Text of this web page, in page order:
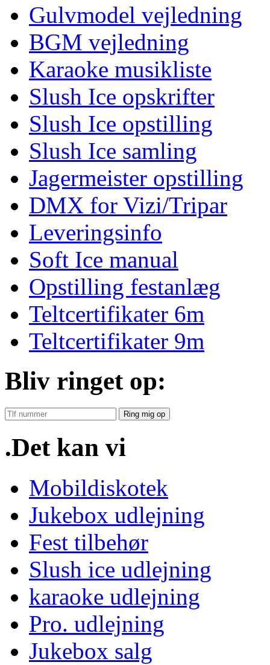
Gulvmodel vejledning
BGM vejledning
Karaoke musikliste
Slush Ice opskrifter
Slush Ice opstilling
Slush Ice samling
Jagermeister opstilling
DMX for Vizi/Tripar
Leveringsinfo
Soft Ice manual
Opstilling festanlæg
Teltcertifikater 6m
Teltcertifikater 9m
Bliv ringet op:
Ring mig op
.Det kan vi
Mobildiskotek
Jukebox udlejning
Fest tilbehør
Slush ice udlejning
karaoke udlejning
Pro. udlejning
Jukebox salg